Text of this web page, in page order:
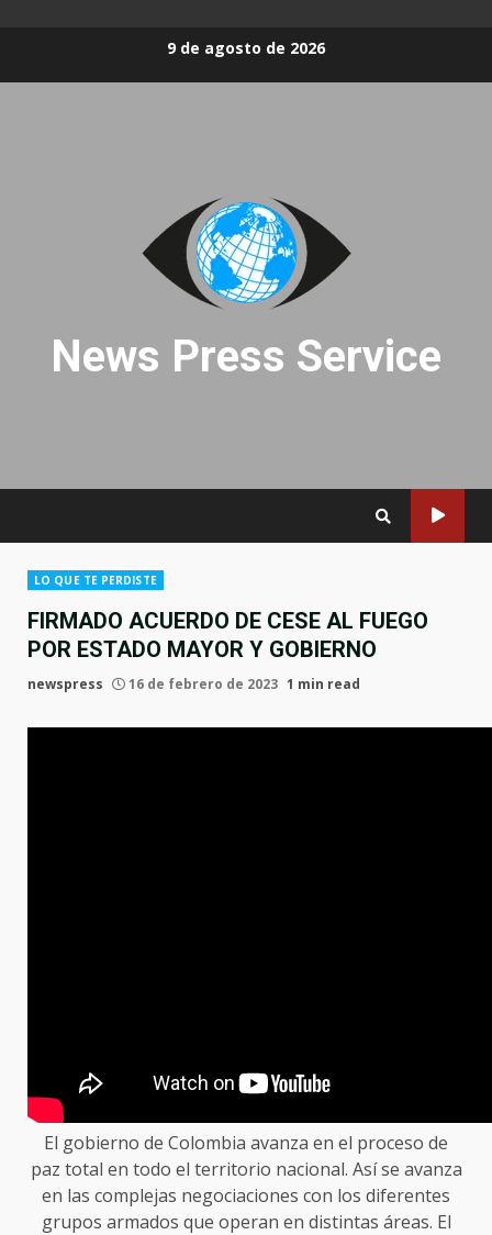
9 de agosto de 2026
News Press Service
LO QUE TE PERDISTE
FIRMADO ACUERDO DE CESE AL FUEGO
POR ESTADO MAYOR Y GOBIERNO
newspress 16 de febrero de 2023 1 min read
El gobierno de Colombia avanza en el proceso de
paz total en todo el territorio nacional. Así se avanza
en las complejas negociaciones con los diferentes
grupos armados que operan en distintas áreas. El